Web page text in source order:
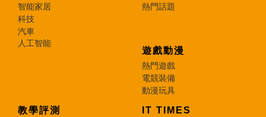
智能家居
科技
汽車
人工智能
熱門話題
遊戲動漫
熱門遊戲
電競裝備
動漫玩具
教學評測 IT TIMES